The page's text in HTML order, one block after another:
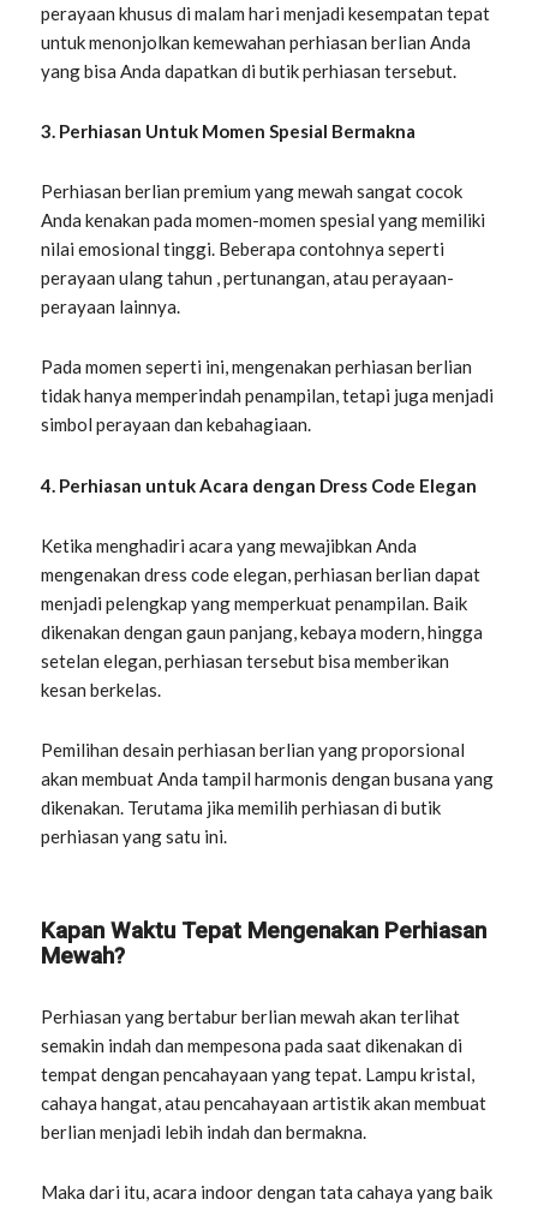
perayaan khusus di malam hari menjadi kesempatan tepat
untuk menonjolkan kemewahan perhiasan berlian Anda
yang bisa Anda dapatkan di butik perhiasan tersebut.
3. Perhiasan Untuk Momen Spesial Bermakna
Perhiasan berlian premium yang mewah sangat cocok
Anda kenakan pada momen-momen spesial yang memiliki
nilai emosional tinggi. Beberapa contohnya seperti
perayaan ulang tahun , pertunangan, atau perayaan-
perayaan lainnya.
Pada momen seperti ini, mengenakan perhiasan berlian
tidak hanya memperindah penampilan, tetapi juga menjadi
simbol perayaan dan kebahagiaan.
4. Perhiasan untuk Acara dengan Dress Code Elegan
Ketika menghadiri acara yang mewajibkan Anda
mengenakan dress code elegan, perhiasan berlian dapat
menjadi pelengkap yang memperkuat penampilan. Baik
dikenakan dengan gaun panjang, kebaya modern, hingga
setelan elegan, perhiasan tersebut bisa memberikan
kesan berkelas.
Pemilihan desain perhiasan berlian yang proporsional
akan membuat Anda tampil harmonis dengan busana yang
dikenakan. Terutama jika memilih perhiasan di butik
perhiasan yang satu ini.
Kapan Waktu Tepat Mengenakan Perhiasan
Mewah?
Perhiasan yang bertabur berlian mewah akan terlihat
semakin indah dan mempesona pada saat dikenakan di
tempat dengan pencahayaan yang tepat. Lampu kristal,
cahaya hangat, atau pencahayaan artistik akan membuat
berlian menjadi lebih indah dan bermakna.
Maka dari itu, acara indoor dengan tata cahaya yang baik